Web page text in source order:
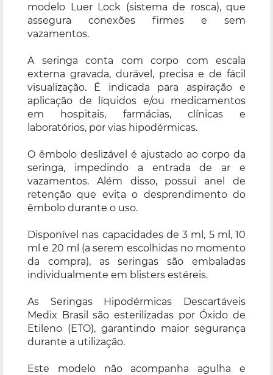
modelo Luer Lock (sistema de rosca), que
assegura conexões firmes e sem
vazamentos.
A seringa conta com corpo com escala
externa gravada, durável, precisa e de fácil
visualização. É indicada para aspiração e
aplicação de líquidos e/ou medicamentos
em hospitais, farmácias, clínicas e
laboratórios, por vias hipodérmicas.
O êmbolo deslizável é ajustado ao corpo da
seringa, impedindo a entrada de ar e
vazamentos. Além disso, possui anel de
retenção que evita o desprendimento do
êmbolo durante o uso.
Disponível nas capacidades de 3 ml, 5 ml, 10
ml e 20 ml (a serem escolhidas no momento
da compra), as seringas são embaladas
individualmente em blisters estéreis.
As Seringas Hipodérmicas Descartáveis
Medix Brasil são esterilizadas por Óxido de
Etileno (ETO), garantindo maior segurança
durante a utilização.
Este modelo não acompanha agulha e